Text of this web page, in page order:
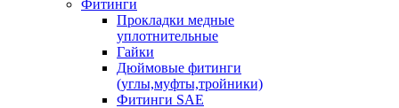
Фитинги
Прокладки медные
уплотнительные
Гайки
Дюймовые фитинги
(углы,муфты,тройники)
Фитинги SAE